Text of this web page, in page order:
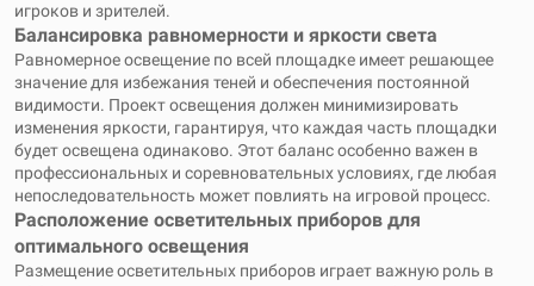
игроков и зрителей.
Балансировка равномерности и яркости света
Равномерное освещение по всей площадке имеет решающее
значение для избежания теней и обеспечения постоянной
видимости. Проект освещения должен минимизировать
изменения яркости, гарантируя, что каждая часть площадки
будет освещена одинаково. Этот баланс особенно важен в
профессиональных и соревновательных условиях, где любая
непоследовательность может повлиять на игровой процесс.
Расположение осветительных приборов для
оптимального освещения
Размещение осветительных приборов играет важную роль в